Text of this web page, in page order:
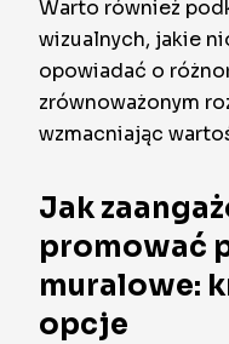
Warto również
wizualnych, jakie
opowiadać o
zrównoważonym
wzmacniając
Jak
promować
muralowe:
opcje